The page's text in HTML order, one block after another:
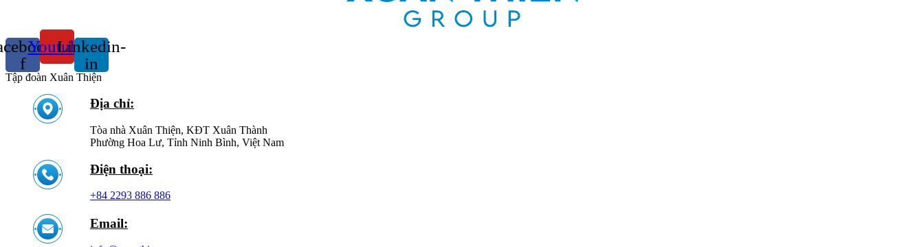
f
YoutubeLinkedin-
in
Tập đoàn Xuân Thiện
Địa chỉ:
Tòa nhà Xuân Thiện, KĐT Xuân Thành
Phường Hoa Lư, Tỉnh Ninh Bình, Việt Nam
Điện thoại:
+84 2293 886 886
Email: